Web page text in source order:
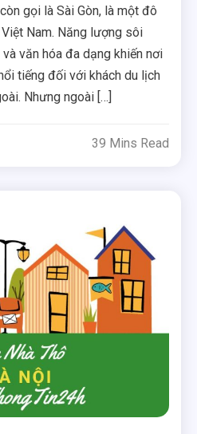
gọi là Sài Gòn, là một đô
Nam. Năng lượng sôi
văn hóa đa dạng khiến nơi
tiếng đối với khách du lịch
Nhưng ngoài […]
39 Mins Read